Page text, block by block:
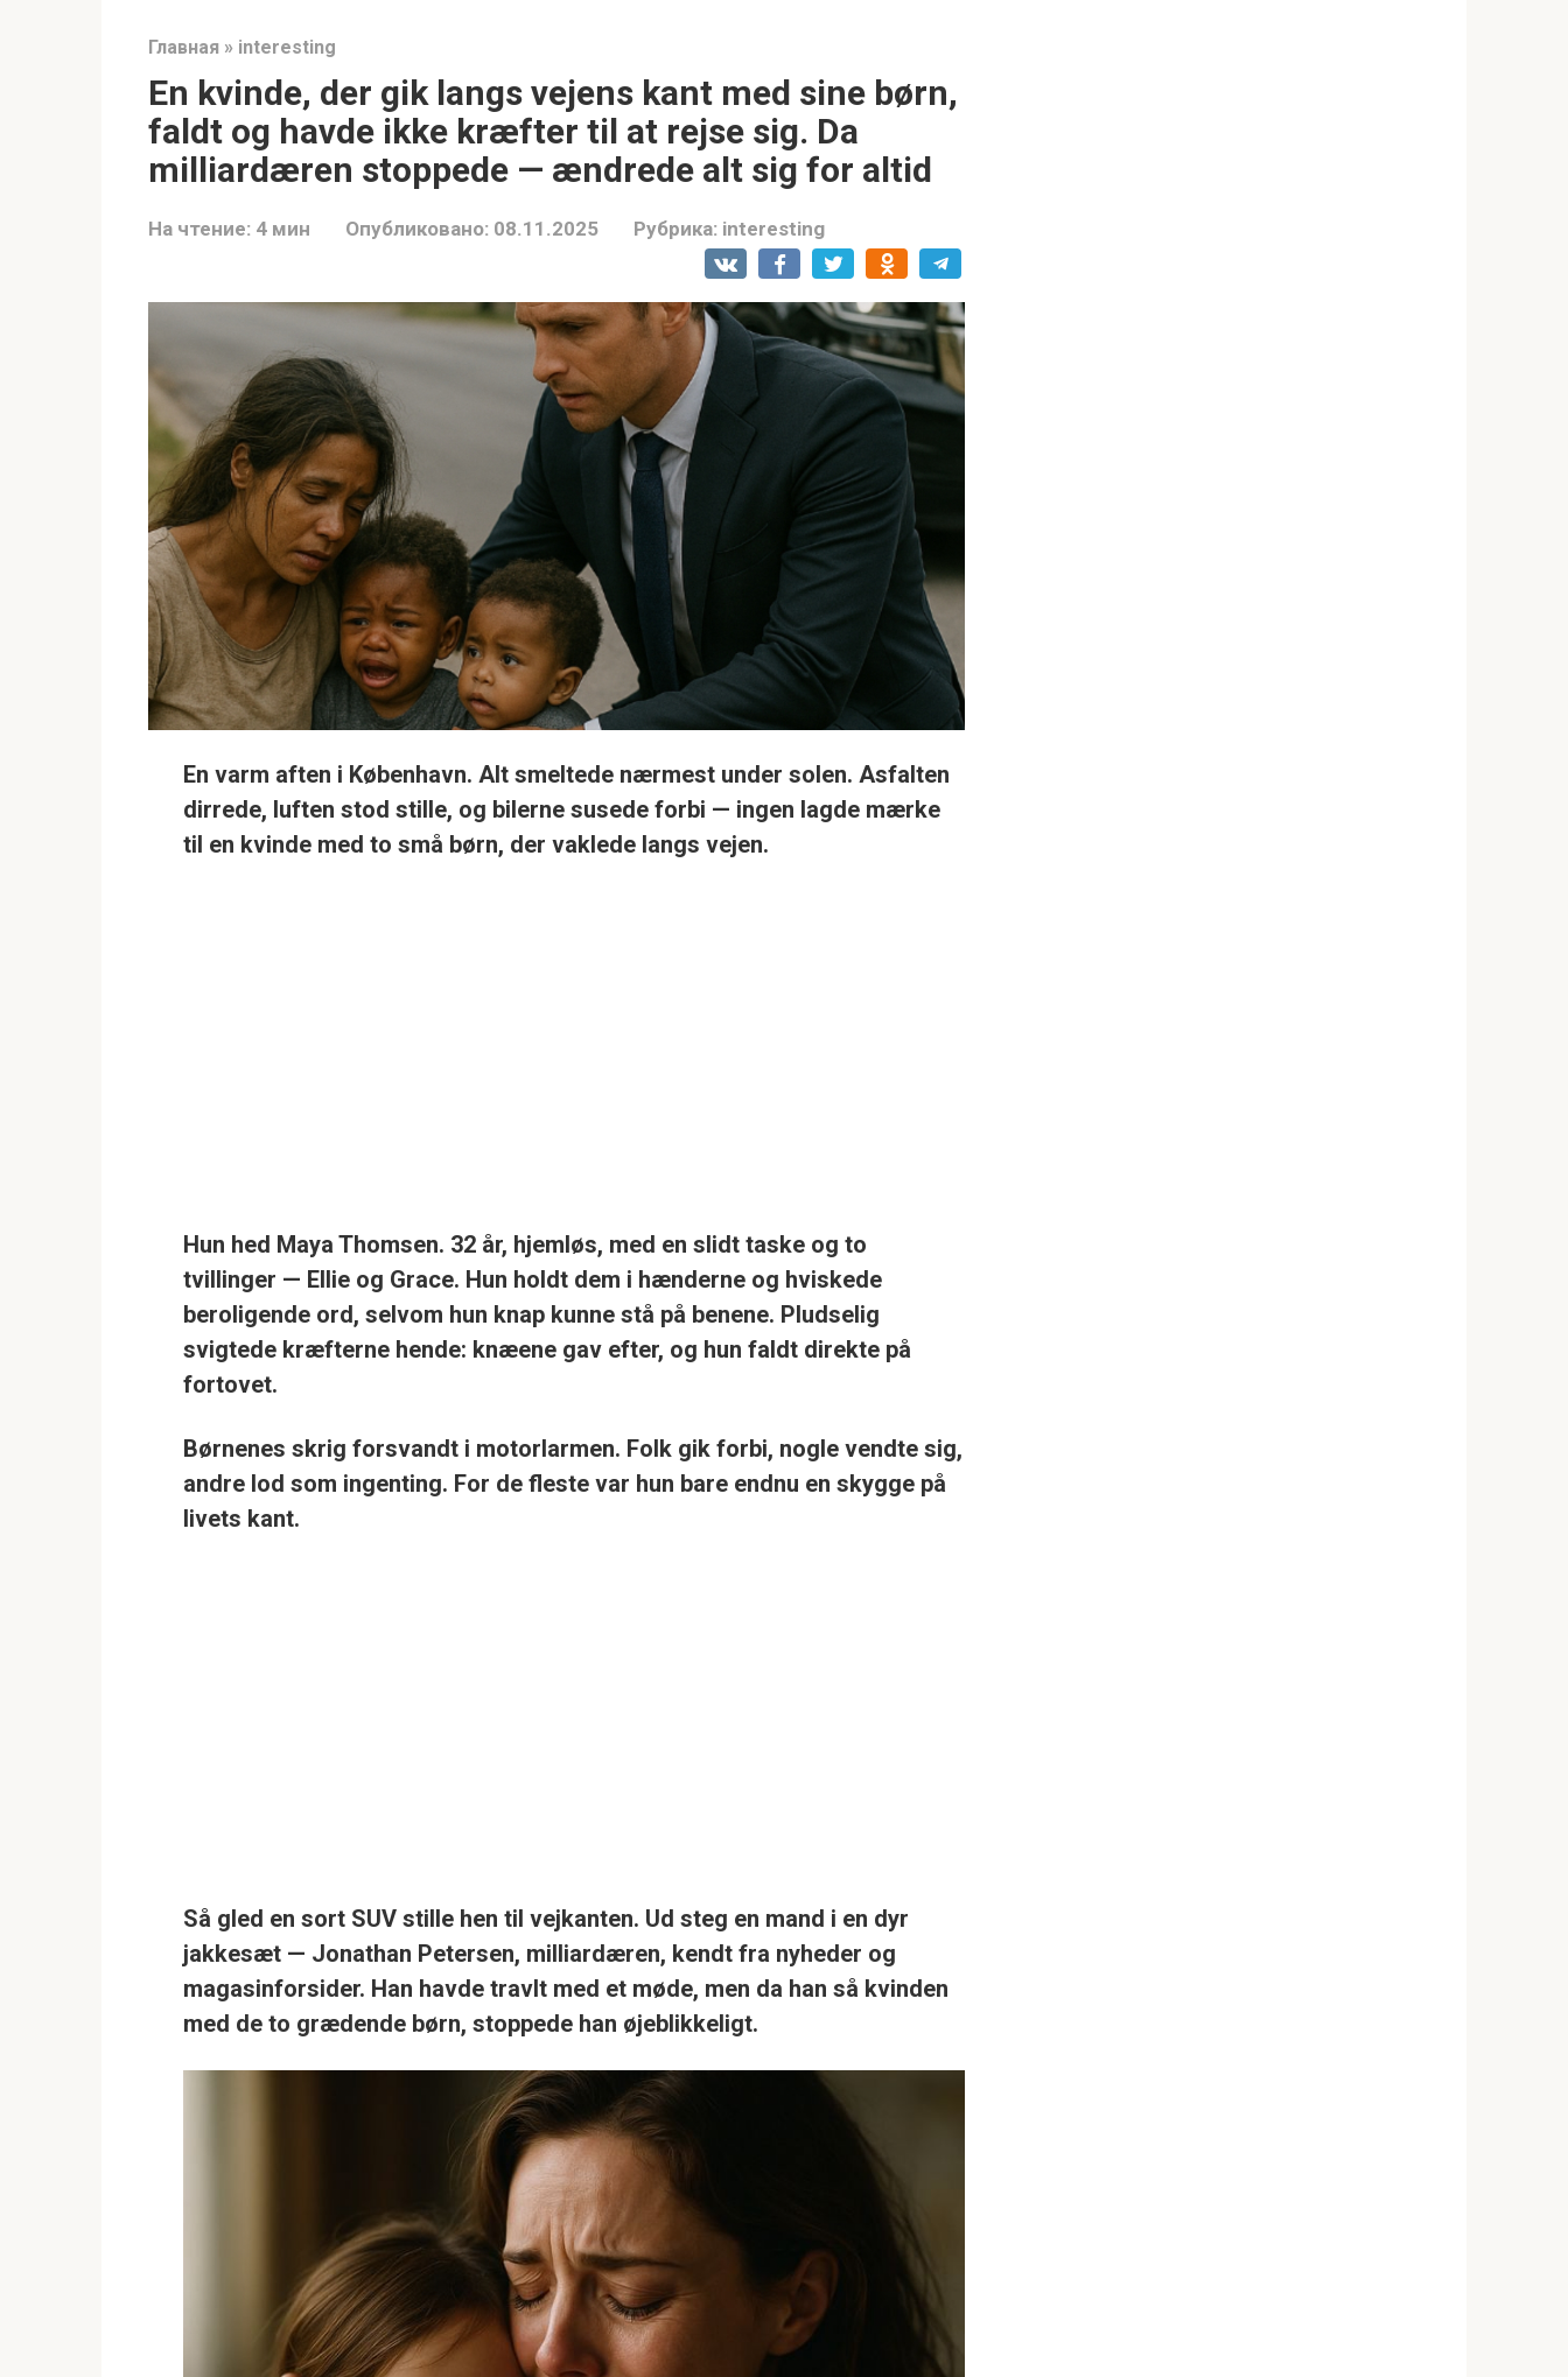
Главная » interesting
En kvinde, der gik langs vejens kant med sine børn,
faldt og havde ikke kræfter til at rejse sig. Da
milliardæren stoppede — ændrede alt sig for altid
На чтение: 4 мин Опубликовано: 08.11.2025 Рубрика: interesting
En varm aften i København. Alt smeltede nærmest under solen. Asfalten
dirrede, luften stod stille, og bilerne susede forbi — ingen lagde mærke
til en kvinde med to små børn, der vaklede langs vejen.
Hun hed Maya Thomsen. 32 år, hjemløs, med en slidt taske og to
tvillinger — Ellie og Grace. Hun holdt dem i hænderne og hviskede
beroligende ord, selvom hun knap kunne stå på benene. Pludselig
svigtede kræfterne hende: knæene gav efter, og hun faldt direkte på
fortovet.
Børnenes skrig forsvandt i motorlarmen. Folk gik forbi, nogle vendte sig,
andre lod som ingenting. For de fleste var hun bare endnu en skygge på
livets kant.
Så gled en sort SUV stille hen til vejkanten. Ud steg en mand i en dyr
jakkesæt — Jonathan Petersen, milliardæren, kendt fra nyheder og
magasinforsider. Han havde travlt med et møde, men da han så kvinden
med de to grædende børn, stoppede han øjeblikkeligt.